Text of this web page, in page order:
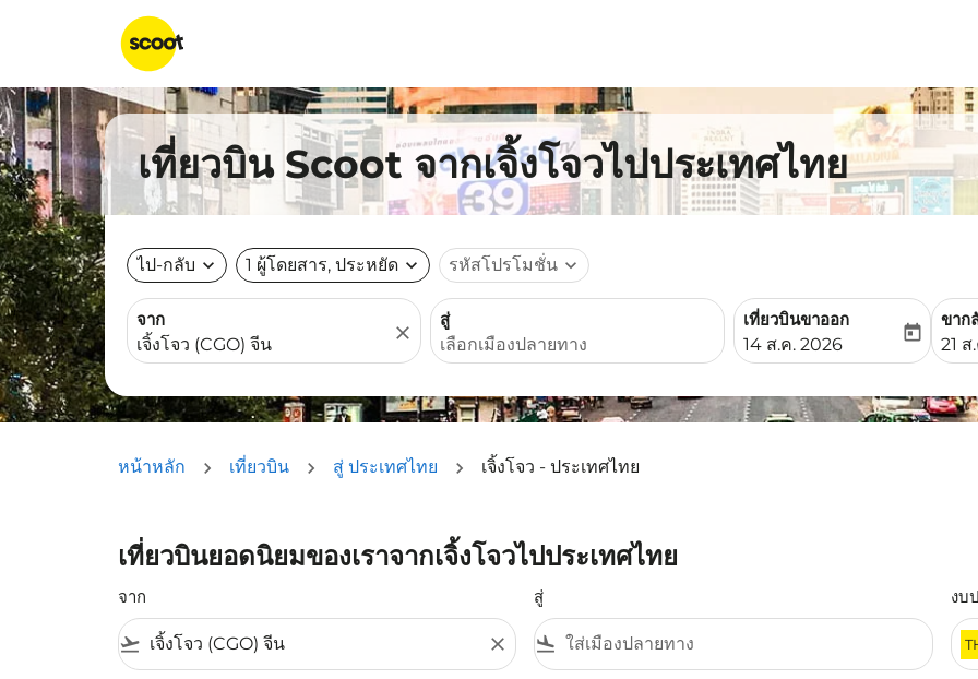
เที่ยวบิน Scoot จากเจิ้งโจวไปประเทศไทย
ไป-กลับ expand_more 1 ผู้โดยสาร, ประหยัด expand_more รหัสโปรโมชั่น expand_more
จาก
close
สู่
เที่ยวบินขาออก
fc-booking-departure-
14 ส.ค. 2026
today
ขาก
fc-
21
หน้าหลัก เที่ยวบิน สู่ ประเทศไทย เจิ้งโจว - ประเทศไทย
เที่ยวบินยอดนิยมของเราจากเจิ้งโจวไปประเทศไทย
จาก
flight_takeoff close
สู่
flight_land
งบ